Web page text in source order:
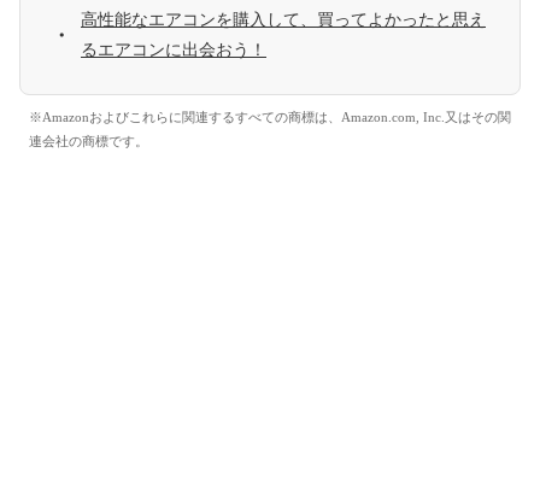
高性能なエアコンを購入して、買ってよかったと思え
るエアコンに出会おう！
※Amazonおよびこれらに関連するすべての商標は、Amazon.com, Inc.又はその関
連会社の商標です。